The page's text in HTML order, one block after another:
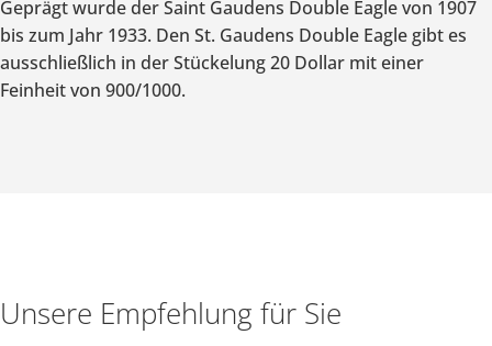
Geprägt wurde der Saint Gaudens Double Eagle von 1907
bis zum Jahr 1933. Den St. Gaudens Double Eagle gibt es
ausschließlich in der Stückelung 20 Dollar mit einer
Feinheit von 900/1000.
Unsere Empfehlung für Sie